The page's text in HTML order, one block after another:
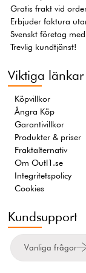
Gratis frakt vid
Erbjuder faktura
Svenskt företag
Trevlig kundtjänst!
Viktiga länkar
Köpvillkor
Ångra Köp
Garantivillkor
Produkter & priser
Fraktalternativ
Om Outl1.se
Integritetspolicy
Cookies
Kundsupport
Vanliga frågor